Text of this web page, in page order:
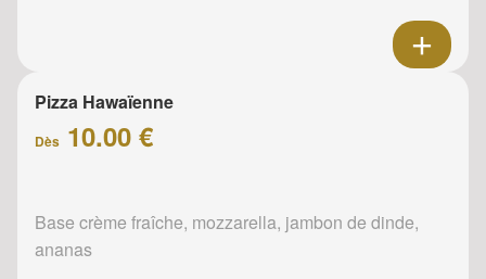
Pizza Hawaïenne
Dès 10.00 €
Base crème fraîche, mozzarella, jambon de dinde,
ananas